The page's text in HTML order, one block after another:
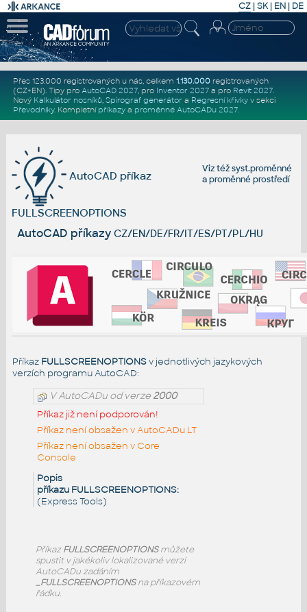
CZ | SK| EN | DE
Přes 123.000 registrovaných u nás, celkem 1.130.000registrovaných
(CZ+EN). Tipy pro AutoCAD 2027, pro Inventor 2027a pro Revit 2027.
Nový Kalkulátor nosníků, Spirograf generátor a Regresní křivkyv sekci
Převodníky. Kompletní příkazya proměnné AutoCADu 2027.
Viz téžsyst.proměnné
aproměnné prostředí
AutoCAD příkaz
FULLSCREENOPTIONS
AutoCAD příkazy CZ/EN/DE/FR/IT/ES/PT/PL/HU
Příkaz FULLSCREENOPTIONSv jednotlivých jazykových
verzích programu AutoCAD:
V AutoCADu od verze2000
Příkaz již není podporován!
Příkaz není obsažen v AutoCADu LT
Příkaz není obsažen v Core
Console
Popis
příkazu FULLSCREENOPTIONS:
(Express Tools)
PříkazFULLSCREENOPTIONSmůžete
spustit v jakékoliv lokalizované verzi
AutoCADu zadáním
_FULLSCREENOPTIONSna příkazovém
řádku.